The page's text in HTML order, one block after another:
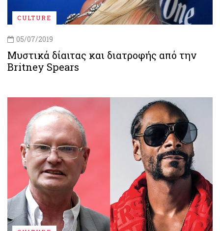
CULTURE
05/07/2019
Μυστικά δίαιτας και διατροφής από την
Britney Spears